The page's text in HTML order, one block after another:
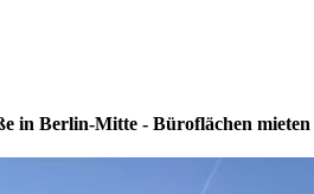
in Berlin-Mitte - Büroflächen